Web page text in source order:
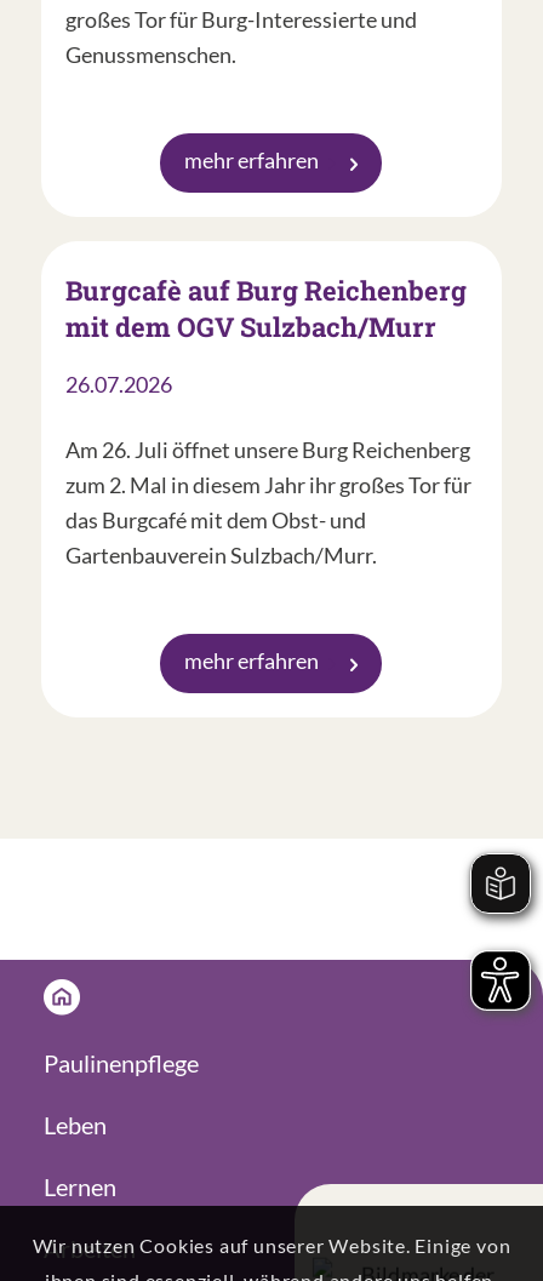
großes Tor für Burg-Interessierte und
Genussmenschen.
mehr erfahren
Burgcafè auf Burg Reichenberg
mit dem OGV Sulzbach/Murr
26.07.2026
Am 26. Juli öffnet unsere Burg Reichenberg
zum 2. Mal in diesem Jahr ihr großes Tor für
das Burgcafé mit dem Obst- und
Gartenbauverein Sulzbach/Murr.
mehr erfahren
Paulinenpflege
Leben
Lernen
Arbeiten
Wir nutzen Cookies auf unserer Website. Einige von